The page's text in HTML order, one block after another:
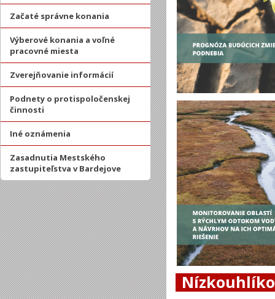
Začaté správne konania
Výberové konania a voľné
pracovné miesta
Zverejňovanie informácií
Podnety o protispoločenskej
činnosti
Iné oznámenia
Zasadnutia Mestského
zastupiteľstva v Bardejove